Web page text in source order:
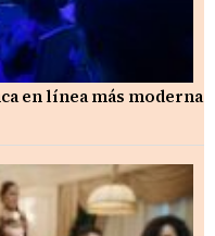
en línea más moderna